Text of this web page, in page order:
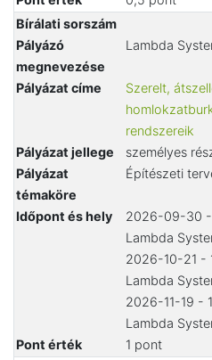
Bírálati sorszám
Pályázó
megnevezése
Lambda
Pályázat címe
Szerelt,
rendszereik
Pályázat jellege
személyes
Pályázat
témaköre
Építészeti
Időpont és hely
2026-09-30 -
Lambda
2026-10-21 -
Lambda
2026-11-19 -
Lambda
Pont érték
1 pont